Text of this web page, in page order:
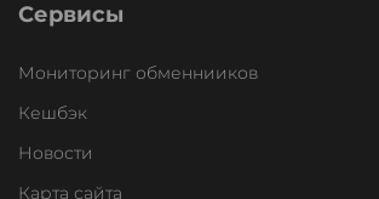
Сервисы
Мониторинг обменнииков
Кешбэк
Новости
Карта сайта